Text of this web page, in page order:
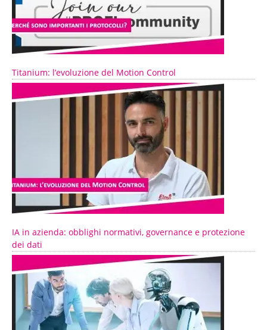
Titanium: l’evoluzione del Motion Control
IA in azienda: obblighi normativi, governance e protezione
dei dati